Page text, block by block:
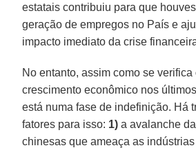
estatais contribuiu para que
geração de empregos no País e
impacto imediato da crise
No entanto, assim como se verifica
crescimento econômico nos
está numa fase de indefinição. Há
fatores para isso: 1) a avalanche
chinesas que ameaça as